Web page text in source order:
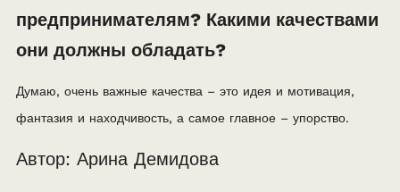
предпринимателям? Какими качествами
они должны обладать?
Думаю, очень важные качества – это идея и мотивация,
фантазия и находчивость, а самое главное – упорство.
Автор: Арина Демидова